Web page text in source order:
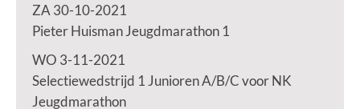
ZA 30-10-2021
Pieter Huisman Jeugdmarathon 1
WO 3-11-2021
Selectiewedstrijd 1 Junioren A/B/C voor NK
Jeugdmarathon